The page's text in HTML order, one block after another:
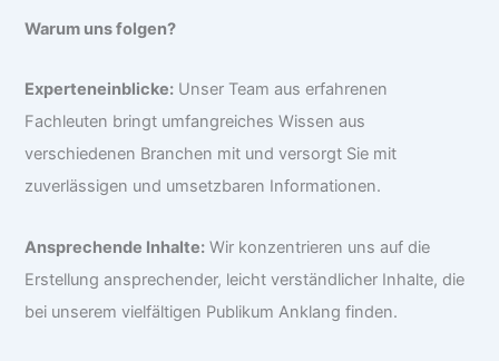
Warum uns folgen?
Experteneinblicke: Unser Team aus erfahrenen
Fachleuten bringt umfangreiches Wissen aus
verschiedenen Branchen mit und versorgt Sie mit
zuverlässigen und umsetzbaren Informationen.
Ansprechende Inhalte: Wir konzentrieren uns auf die
Erstellung ansprechender, leicht verständlicher Inhalte, die
bei unserem vielfältigen Publikum Anklang finden.